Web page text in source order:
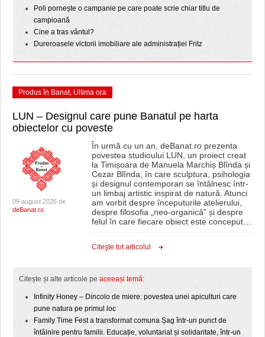
Poli pornește o campanie pe care poate scrie chiar titlu de
campioană
Cine a tras vântul?
Dureroasele victorii imobiliare ale administrației Fritz
Produs în Banat, Ultima ora
LUN – Designul care pune Banatul pe harta
obiectelor cu poveste
09 august 2026 de
deBanat.ro
În urmă cu un an, deBanat.ro prezenta
povestea studioului LUN, un proiect creat
la Timișoara de Manuela Marchiș Blînda și
Cezar Blînda, în care sculptura, psihologia
și designul contemporan se întâlnesc într-
un limbaj artistic inspirat de natură. Atunci
am vorbit despre începuturile atelierului,
despre filosofia „neo-organică” și despre
felul în care fiecare obiect este conceput…
Citeşte tot articolul
Citește și alte articole pe aceeași temă:
Infinity Honey – Dincolo de miere: povestea unei apiculturi care
pune natura pe primul loc
Family Time Fest a transformat comuna Șag într-un punct de
întâlnire pentru familii. Educație, voluntariat și solidaritate, într-un